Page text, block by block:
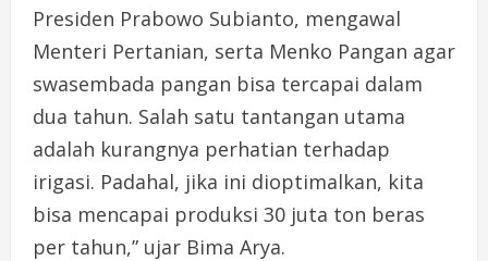
Presiden Prabowo Subianto, mengawal
Menteri Pertanian, serta Menko Pangan agar
swasembada pangan bisa tercapai dalam
dua tahun. Salah satu tantangan utama
adalah kurangnya perhatian terhadap
irigasi. Padahal, jika ini dioptimalkan, kita
bisa mencapai produksi 30 juta ton beras
per tahun,” ujar Bima Arya.